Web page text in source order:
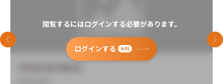
閲覧するにはログインする必要があります。
ログインする 無料
前のスライド 次